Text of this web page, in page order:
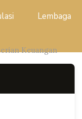
Lembaga
Keuangan